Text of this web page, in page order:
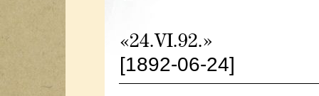
«24.VI.92.»
[1892-06-24]